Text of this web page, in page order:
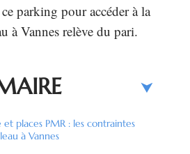
parking pour accéder à la
à Vannes relève du pari.
places PMR : les contraintes
à Vannes